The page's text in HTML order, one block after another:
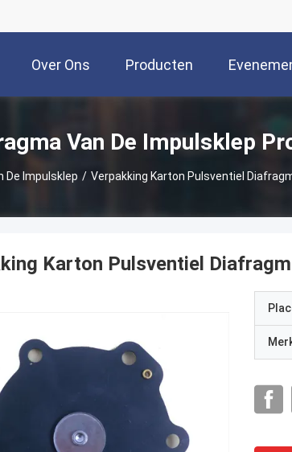
Over Ons Producten
Van De Impulsklep
De Impulsklep / Verpakking Karton Pulsventiel
Karton Pulsventiel